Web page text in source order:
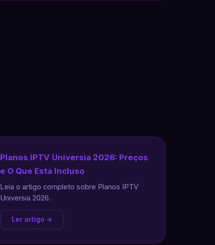
Planos IPTV Universia 2026: Preços
e O Que Está Incluso
Leia o artigo completo sobre Planos IPTV
Universia 2026.
Ler artigo →